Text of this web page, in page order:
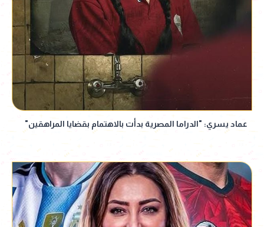
عماد يسري: "الدراما المصرية بدأت بالاهتمام بقضايا المراهقين"